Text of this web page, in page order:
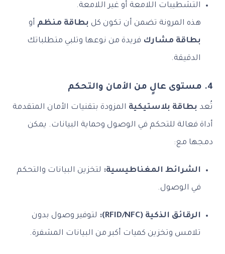
التشطيبات اللامعة أو غير اللامعة.
هذه المرونة تضمن أن تكون كل بطاقة منظم أو
بطاقة مشارك فريدة من نوعها وتلبي متطلباتك
الدقيقة.
4. مستوى عالٍ من الأمان والتحكم
تُعد بطاقة بلاستيكية المزودة بتقنيات الأمان المتقدمة
أداة فعالة للتحكم في الوصول وحماية البيانات. يمكن
دمجها مع:
الشرائط المغناطيسية: لتخزين البيانات والتحكم
في الوصول.
الرقائق الذكية (RFID/NFC): لتوفير وصول بدون
تلامس وتخزين كميات أكبر من البيانات المشفرة.